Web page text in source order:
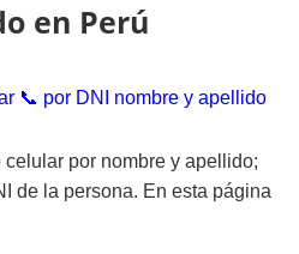
en Perú
📞 por DNI nombre y apellido
por nombre y apellido;
de la persona. En esta página